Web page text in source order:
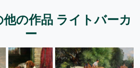
の作品 ライトバーカ
ー